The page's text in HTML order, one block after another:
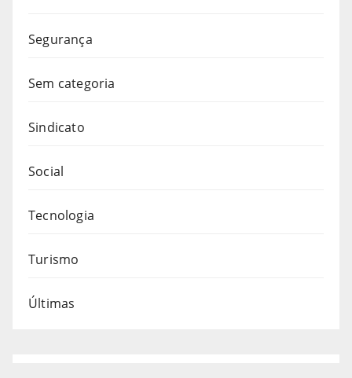
Segurança
Sem categoria
Sindicato
Social
Tecnologia
Turismo
Últimas